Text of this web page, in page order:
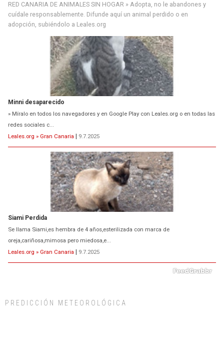
RED CANARIA DE ANIMALES SIN HOGAR » Adopta, no le abandones y
cuídale responsablemente. Difunde aquí un animal perdido o en
adopción, subiéndolo a Leales.org
Minni desaparecido
» Míralo en todos los navegadores y en Google Play con Leales.org o en todas las
redes sociales c...
Leales.org » Gran Canaria | 9.7.2025
Siami Perdida
Se llama Siami,es hembra de 4 años,esterilizada con marca de
oreja,cariñosa,mimosa pero miedosa,e...
Leales.org » Gran Canaria | 9.7.2025
ADOPCIÓN URGENTE GATA TEROR GRAN CANARIA
El ayuntamiento se va a llevar a Los Gatos callejeros de la zona los próximos
PREDICCIÓN METEOROLÓGICA